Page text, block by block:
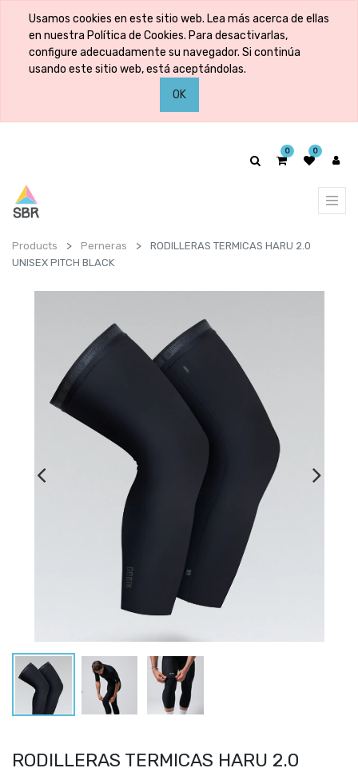
Usamos cookies en este sitio web. Lea más acerca de ellas
en nuestra Política de Cookies. Para desactivarlas,
configure adecuadamente su navegador. Si continúa
usando este sitio web, está aceptándolas.
OK
0 0
Products Perneras
RODILLERAS TERMICAS HARU 2.0
UNISEX PITCH BLACK
RODILLERAS TERMICAS HARU 2.0